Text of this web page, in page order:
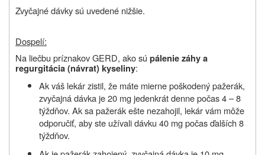
Zvyčajné dávky sú uvedené nižšie.
Dospelí:
Na liečbu príznakov GERD, ako sú pálenie záhy a
regurgitácia (návrat) kyseliny:
Ak váš lekár zistil, že máte mierne poškodený pažerák,
zvyčajná dávka je 20 mg jedenkrát denne počas 4 – 8
týždňov. Ak sa pažerák ešte nezahojil, lekár vám môže
odporučiť, aby ste užívali dávku 40 mg počas ďalších 8
týždňov.